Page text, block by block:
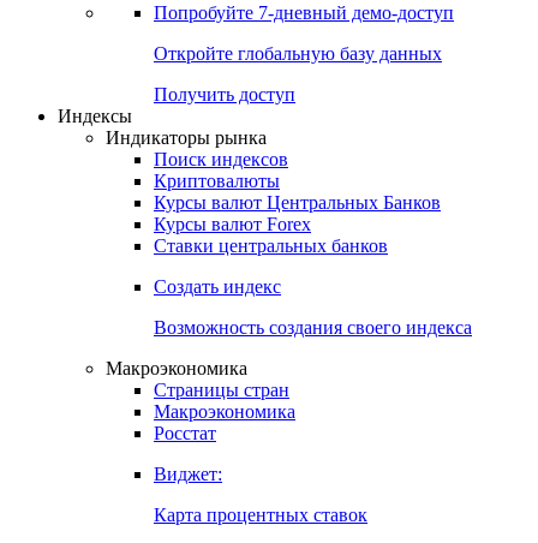
Попробуйте 7-дневный демо-доступ
Откройте глобальную базу данных
Получить доступ
Индексы
Индикаторы рынка
Поиск индексов
Криптовалюты
Курсы валют Центральных Банков
Курсы валют Forex
Ставки центральных банков
Создать индекс
Возможность создания своего индекса
Макроэкономика
Страницы стран
Макроэкономика
Росстат
Виджет:
Карта процентных ставок